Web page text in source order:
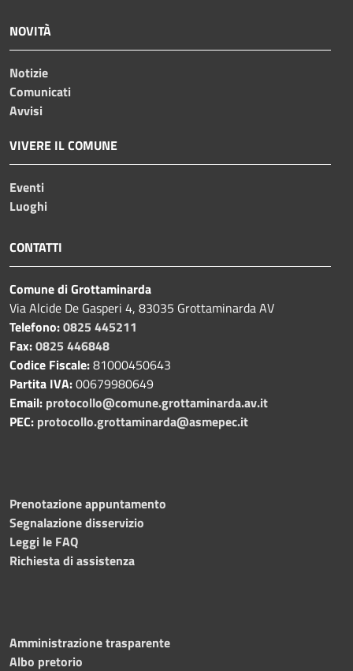
NOVITÀ
Notizie
Comunicati
Avvisi
VIVERE IL COMUNE
Eventi
Luoghi
CONTATTI
Comune di Grottaminarda
Via Alcide De Gasperi 4, 83035 Grottaminarda AV
Telefono:0825 445211
Fax:0825 446848
Codice Fiscale:81000450643
Partita IVA:00679980649
Email: protocollo@comune.grottaminarda.av.it
PEC: protocollo.grottaminarda@asmepec.it
Prenotazione appuntamento
Segnalazione disservizio
Leggi le FAQ
Richiesta di assistenza
Amministrazione trasparente
Albo pretorio